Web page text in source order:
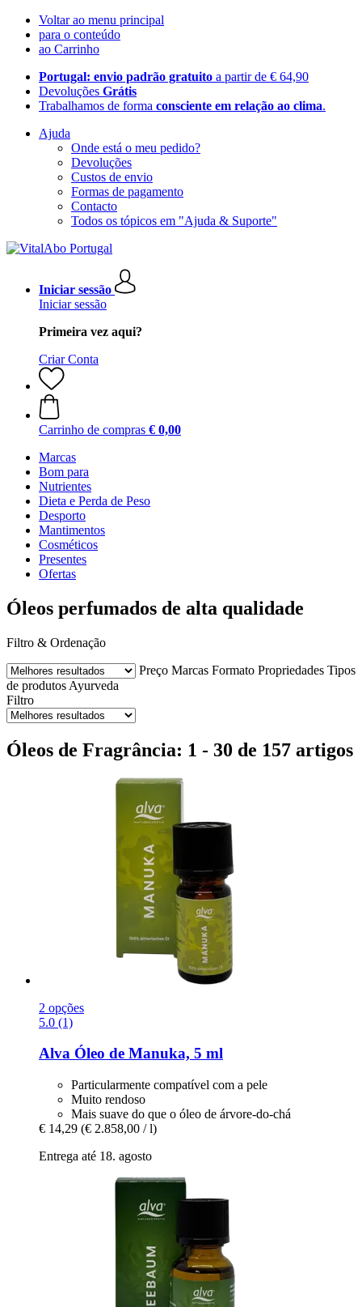
Voltar ao menu principal
para o conteúdo
ao Carrinho
Portugal: envio padrão gratuito a partir de € 64,90
Devoluções Grátis
Trabalhamos de forma consciente em relação ao clima.
Ajuda
Onde está o meu pedido?
Devoluções
Custos de envio
Formas de pagamento
Contacto
Todos os tópicos em "Ajuda & Suporte"
Iniciar sessão
Iniciar sessão
Primeira vez aqui?
Criar Conta
Carrinho de compras € 0,00
Marcas
Bom para
Nutrientes
Dieta e Perda de Peso
Desporto
Mantimentos
Cosméticos
Presentes
Ofertas
Óleos perfumados de alta qualidade
Filtro & Ordenação
Preço Marcas Formato Propriedades Tipos
de produtos Ayurveda
Filtro
Óleos de Fragrância: 1 - 30 de 157 artigos
2 opções
5.0 (1)
Alva Óleo de Manuka, 5 ml
Particularmente compatível com a pele
Muito rendoso
Mais suave do que o óleo de árvore-do-chá
€ 14,29 (€ 2.858,00 / l)
Entrega até 18. agosto